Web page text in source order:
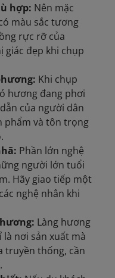
hợp: Nên mặc
màu sắc tương
rực rỡ của
giác đẹp khi chụp
Khi chụp
hương đang phơi
của người dân
phẩm và tôn trọng
Phần lớn nghệ
người lớn tuổi
Hãy giao tiếp một
nghệ nhân khi
Làng hương
là nơi sản xuất mà
truyền thống, cần